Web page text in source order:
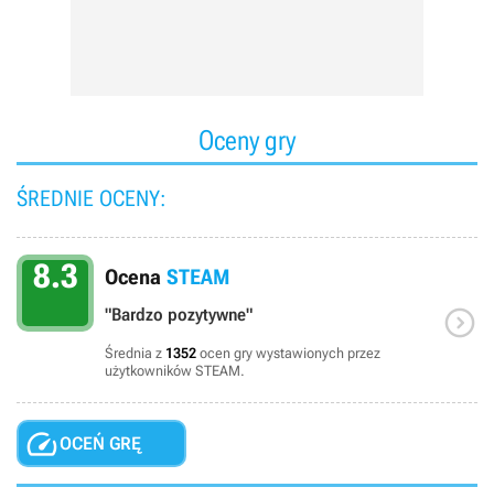
Oceny gry
ŚREDNIE OCENY:
8.3 Ocena STEAM
"Bardzo pozytywne"
Średnia z 1352 ocen gry wystawionych przez
użytkowników STEAM.

OCEŃ GRĘ